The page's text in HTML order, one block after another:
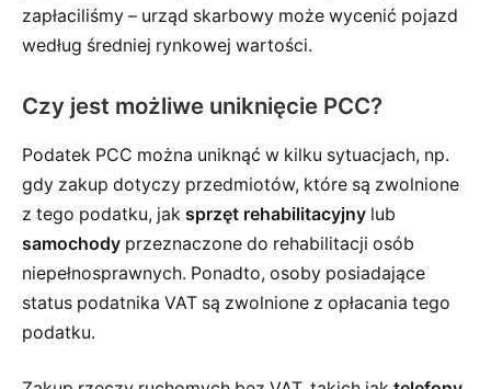
zapłaciliśmy – urząd skarbowy może wycenić pojazd
według średniej rynkowej wartości.
Czy jest możliwe uniknięcie PCC?
Podatek PCC można uniknąć w kilku sytuacjach, np.
gdy zakup dotyczy przedmiotów, które są zwolnione
z tego podatku, jak sprzęt rehabilitacyjny lub
samochody przeznaczone do rehabilitacji osób
niepełnosprawnych. Ponadto, osoby posiadające
status podatnika VAT są zwolnione z opłacania tego
podatku.